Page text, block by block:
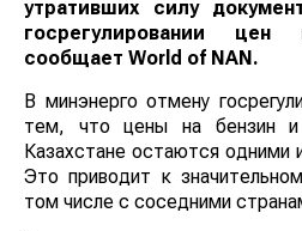
утративших силу
госрегулировании цен
сообщает World of NAN.
В минэнерго отмену
тем, что цены на бензин и
Казахстане остаются одними
Это приводит к
том числе с соседними